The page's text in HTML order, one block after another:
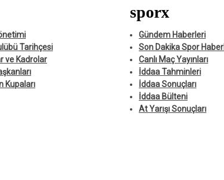
Tarihçesi
ve Kadrolar
Kupaları
sporx
Gündem Haberleri
Son Dakika Spor
Canlı Maç Yayınları
İddaa Tahminleri
İddaa Sonuçları
İddaa Bülteni
At Yarışı Sonuçları